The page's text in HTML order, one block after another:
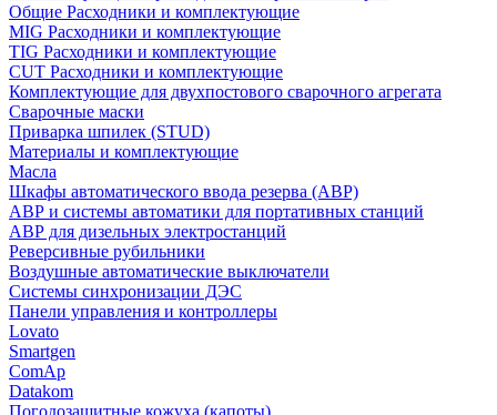
Общие Расходники и комплектующие
MIG Расходники и комплектующие
TIG Расходники и комплектующие
CUT Расходники и комплектующие
Комплектующие для двухпостового сварочного агрегата
Сварочные маски
Приварка шпилек (STUD)
Материалы и комплектующие
Масла
Шкафы автоматического ввода резерва (АВР)
АВР и системы автоматики для портативных станций
АВР для дизельных электростанций
Реверсивные рубильники
Воздушные автоматические выключатели
Системы синхронизации ДЭС
Панели управления и контроллеры
Lovato
Smartgen
ComAp
Datakom
Погодозащитные кожуха (капоты)